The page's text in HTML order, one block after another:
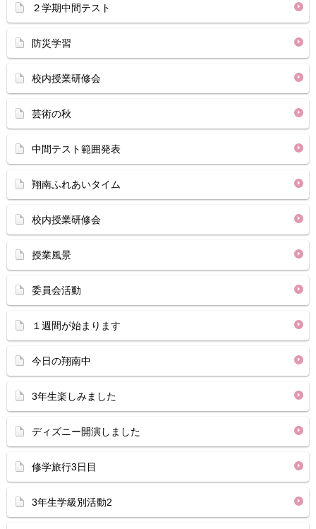
２学期中間テスト
防災学習
校内授業研修会
芸術の秋
中間テスト範囲発表
翔南ふれあいタイム
校内授業研修会
授業風景
委員会活動
１週間が始まります
今日の翔南中
3年生楽しみました
ディズニー開演しました
修学旅行3日目
3年生学級別活動2